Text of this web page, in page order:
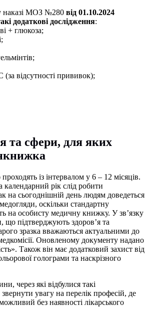
наказі МОЗ №280 від 01.10.2024
додаткові дослідження:
+ глюкоза;
(за відсутності прививок);
та сфери, для яких
із інтервалом у 6 – 12 місяців.
календарний рік слід робити
на сьогоднішній день людям доведеться
оскільки стандартну
на особисту медичну книжку. У зв’язку
підтверджують здоров’я та
зразка вважаються актуальними до
Оновленому документу надано
Також він має додатковий захист від
голограми та наскрізного
через які відбулися такі
увагу на перелік професій, де
без наявності лікарського